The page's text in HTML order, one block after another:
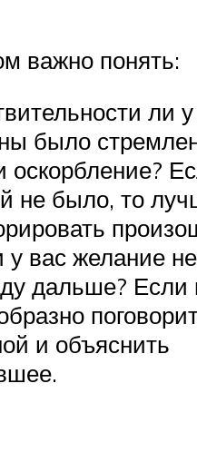
важно понять:
ли
было
оскорбление?
не было, то
у вас желание
дальше? Если
и объяснить